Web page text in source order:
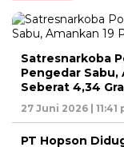
Satresnarkoba
Pengedar Sabu,
Seberat 4,34
27 Juni 2026 | 11:41
PT Hopson